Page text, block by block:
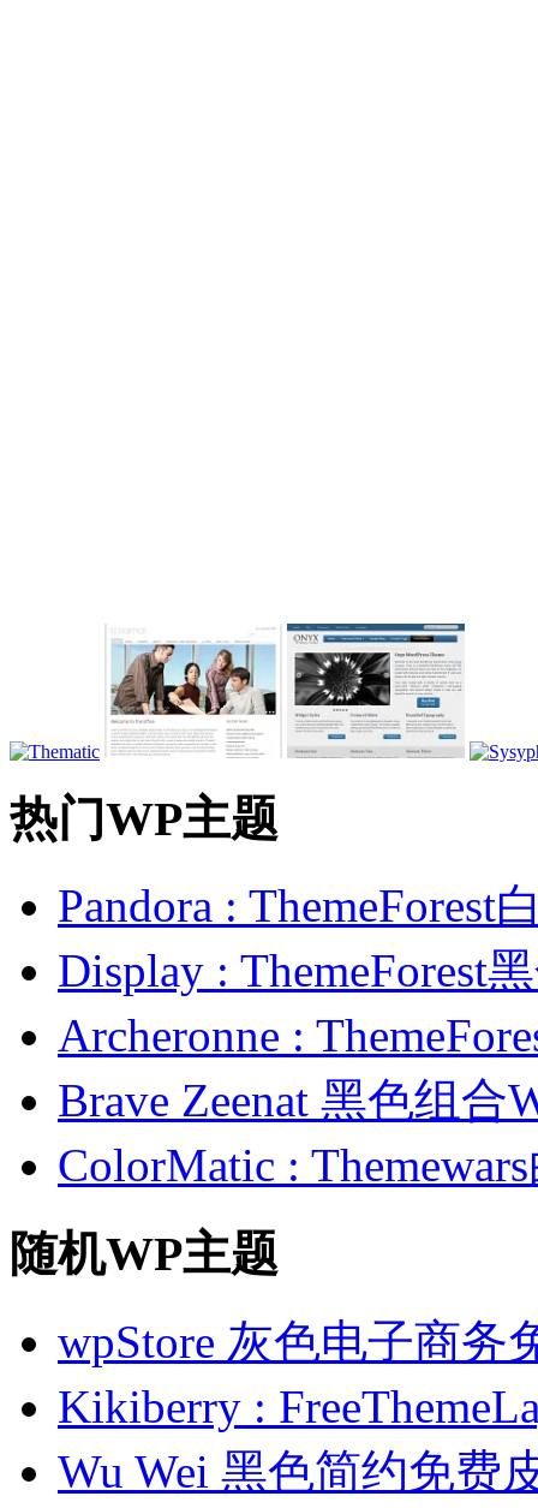
热门WP主题
Pandora : ThemeForest
Display : ThemeForest
Archeronne :
Brave Zeenat 黑色组合
ColorMatic :
随机WP主题
wpStore 灰色电子商务
Kikiberry :
Wu Wei 黑色简约免费